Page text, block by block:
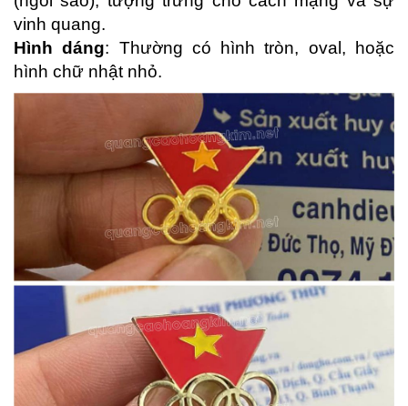
vinh quang.
Hình dáng: Thường có hình tròn, oval, hoặc
hình chữ nhật nhỏ.